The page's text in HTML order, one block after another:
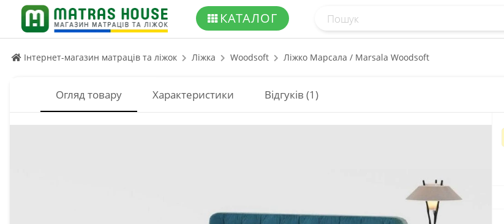
КАТАЛОГ
Інтернет-магазин матраців та ліжок Ліжка Woodsoft Ліжко Марсала / Marsala Woodsoft
Огляд товару Характеристики Відгуків (1)